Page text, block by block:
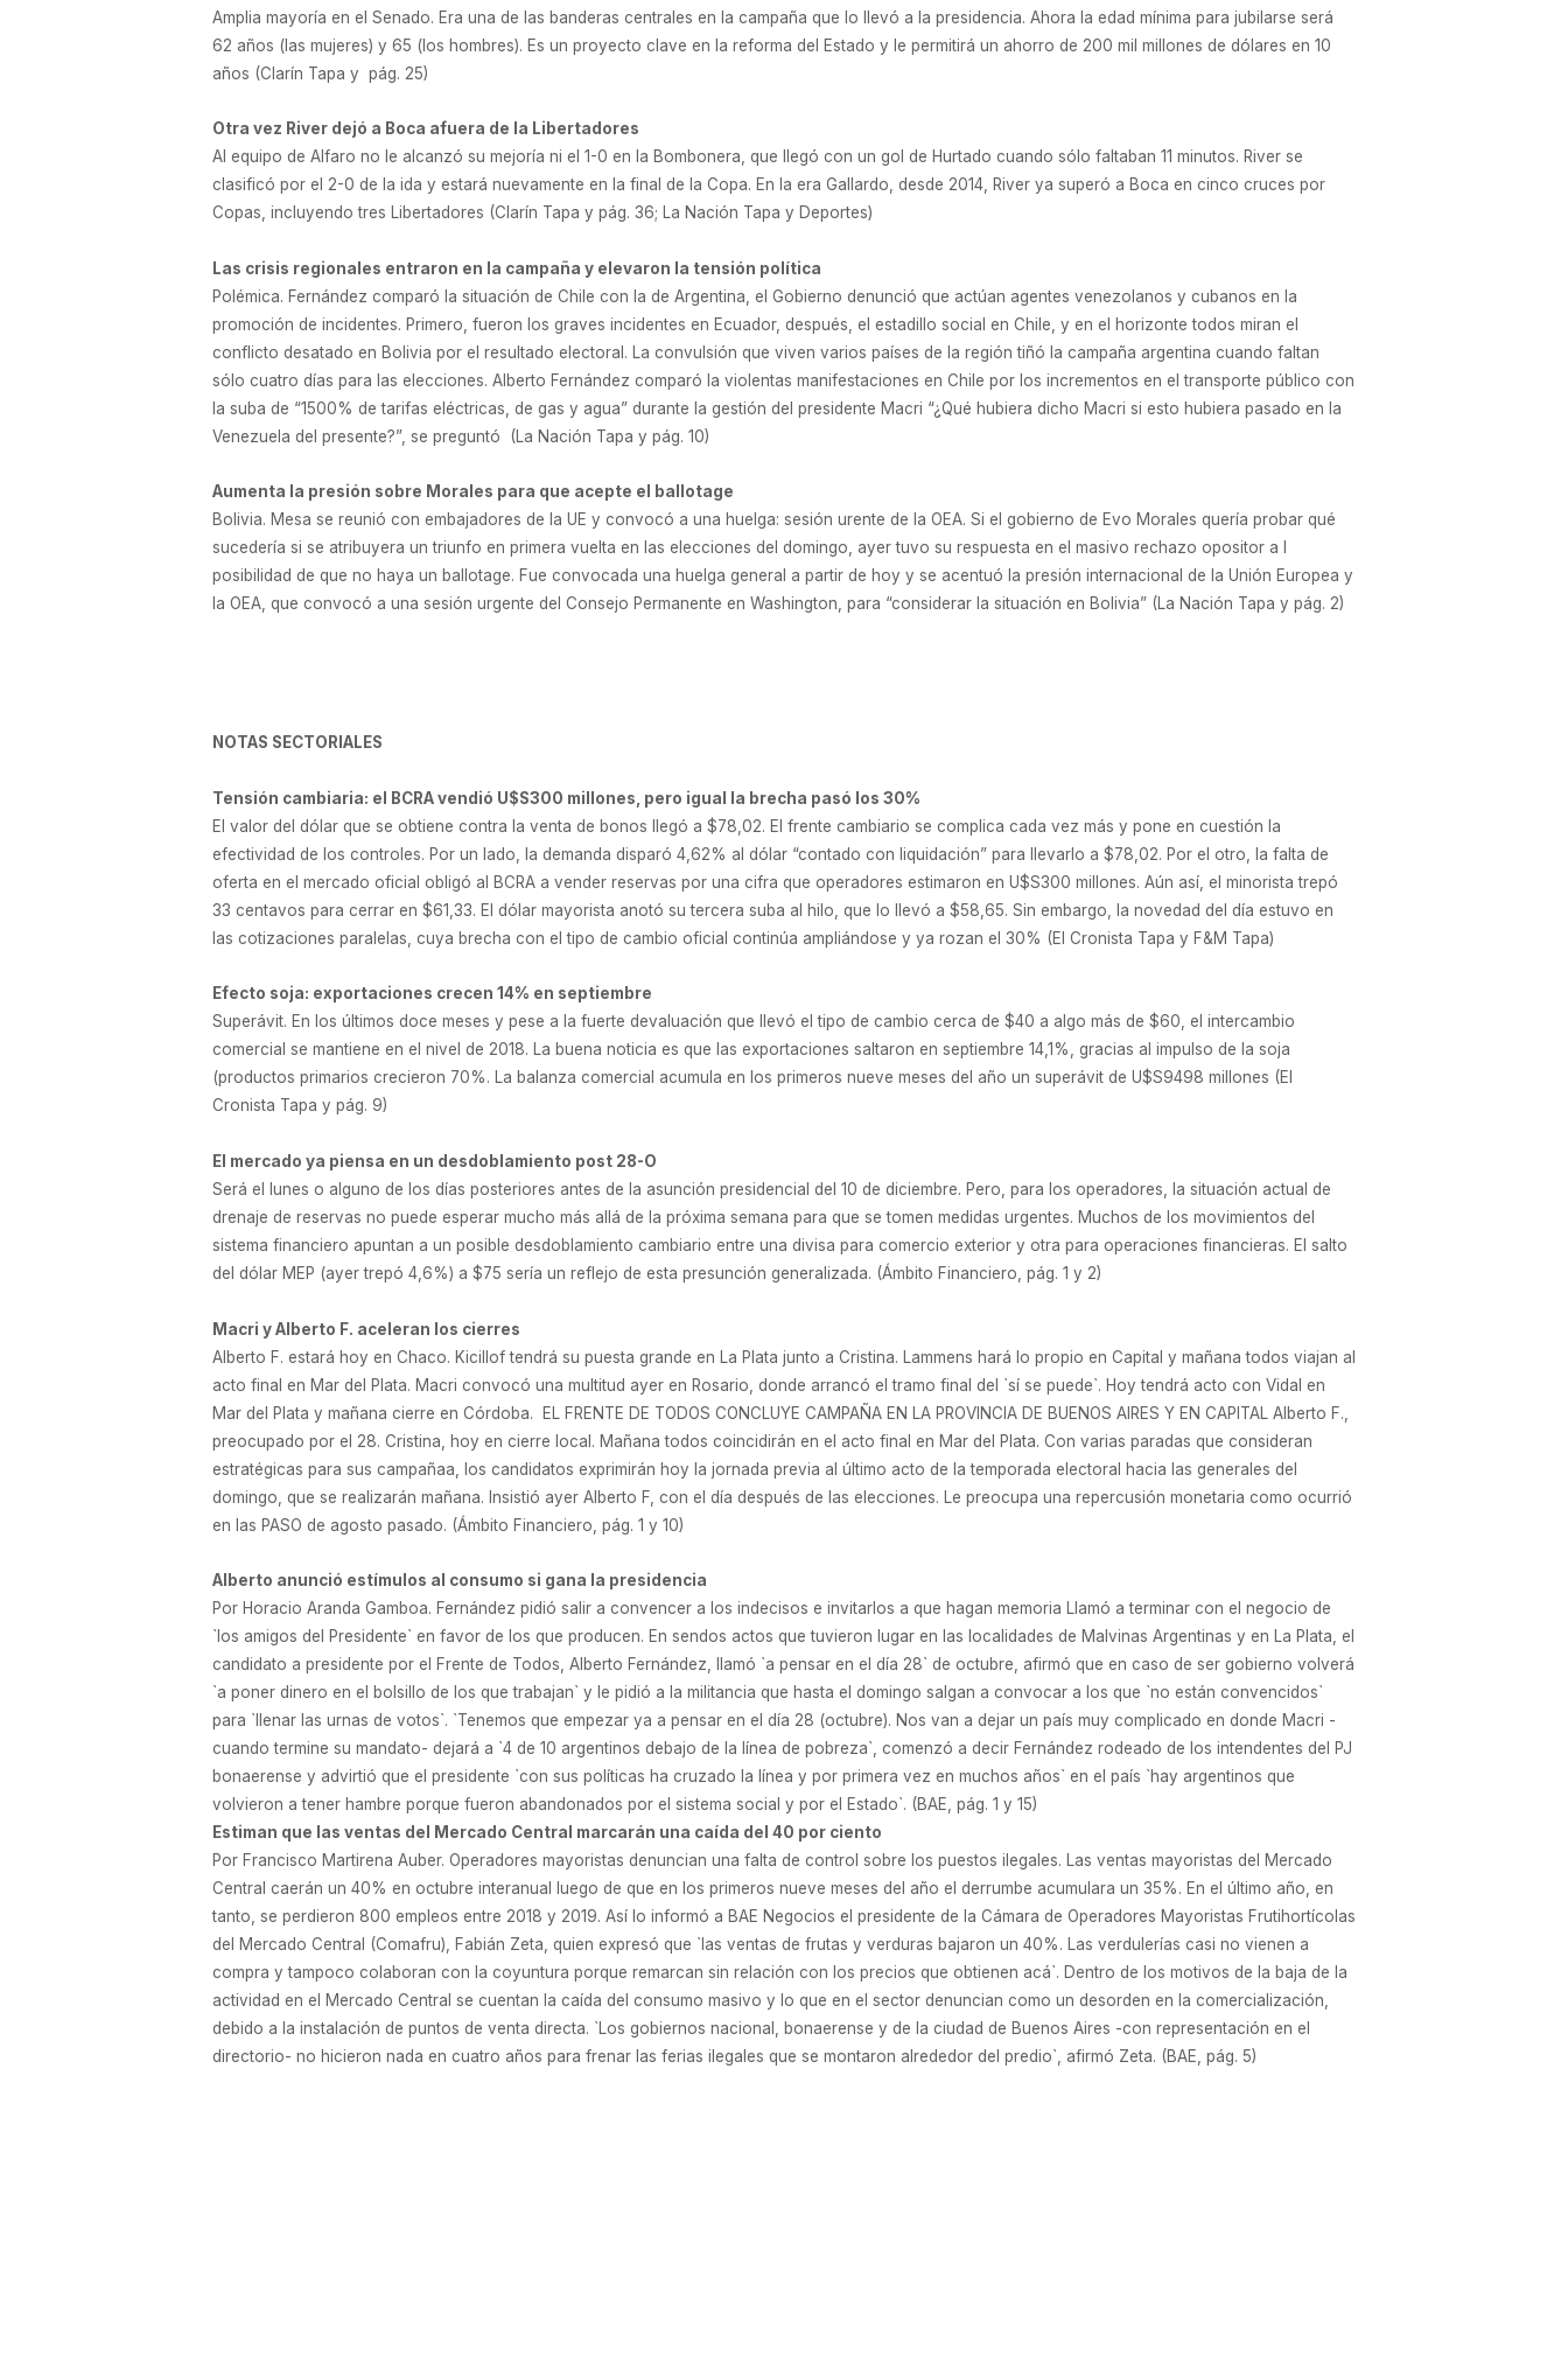
Amplia mayoría en el Senado. Era una de las banderas centrales en la campaña que lo llevó a la presidencia. Ahora la edad mínima para jubilarse será
62 años (las mujeres) y 65 (los hombres). Es un proyecto clave en la reforma del Estado y le permitirá un ahorro de 200 mil millones de dólares en 10
años (Clarín Tapa y pág. 25)
Otra vez River dejó a Boca afuera de la Libertadores
Al equipo de Alfaro no le alcanzó su mejoría ni el 1-0 en la Bombonera, que llegó con un gol de Hurtado cuando sólo faltaban 11 minutos. River se
clasificó por el 2-0 de la ida y estará nuevamente en la final de la Copa. En la era Gallardo, desde 2014, River ya superó a Boca en cinco cruces por
Copas, incluyendo tres Libertadores (Clarín Tapa y pág. 36; La Nación Tapa y Deportes)
Las crisis regionales entraron en la campaña y elevaron la tensión política
Polémica. Fernández comparó la situación de Chile con la de Argentina, el Gobierno denunció que actúan agentes venezolanos y cubanos en la
promoción de incidentes. Primero, fueron los graves incidentes en Ecuador, después, el estadillo social en Chile, y en el horizonte todos miran el
conflicto desatado en Bolivia por el resultado electoral. La convulsión que viven varios países de la región tiñó la campaña argentina cuando faltan
sólo cuatro días para las elecciones. Alberto Fernández comparó la violentas manifestaciones en Chile por los incrementos en el transporte público con
la suba de “1500% de tarifas eléctricas, de gas y agua” durante la gestión del presidente Macri “¿Qué hubiera dicho Macri si esto hubiera pasado en la
Venezuela del presente?”, se preguntó (La Nación Tapa y pág. 10)
Aumenta la presión sobre Morales para que acepte el ballotage
Bolivia. Mesa se reunió con embajadores de la UE y convocó a una huelga: sesión urente de la OEA. Si el gobierno de Evo Morales quería probar qué
sucedería si se atribuyera un triunfo en primera vuelta en las elecciones del domingo, ayer tuvo su respuesta en el masivo rechazo opositor a l
posibilidad de que no haya un ballotage. Fue convocada una huelga general a partir de hoy y se acentuó la presión internacional de la Unión Europea y
la OEA, que convocó a una sesión urgente del Consejo Permanente en Washington, para “considerar la situación en Bolivia” (La Nación Tapa y pág. 2)
NOTAS SECTORIALES
Tensión cambiaria: el BCRA vendió U$S300 millones, pero igual la brecha pasó los 30%
El valor del dólar que se obtiene contra la venta de bonos llegó a $78,02. El frente cambiario se complica cada vez más y pone en cuestión la
efectividad de los controles. Por un lado, la demanda disparó 4,62% al dólar “contado con liquidación” para llevarlo a $78,02. Por el otro, la falta de
oferta en el mercado oficial obligó al BCRA a vender reservas por una cifra que operadores estimaron en U$S300 millones. Aún así, el minorista trepó
33 centavos para cerrar en $61,33. El dólar mayorista anotó su tercera suba al hilo, que lo llevó a $58,65. Sin embargo, la novedad del día estuvo en
las cotizaciones paralelas, cuya brecha con el tipo de cambio oficial continúa ampliándose y ya rozan el 30% (El Cronista Tapa y F&M Tapa)
Efecto soja: exportaciones crecen 14% en septiembre
Superávit. En los últimos doce meses y pese a la fuerte devaluación que llevó el tipo de cambio cerca de $40 a algo más de $60, el intercambio
comercial se mantiene en el nivel de 2018. La buena noticia es que las exportaciones saltaron en septiembre 14,1%, gracias al impulso de la soja
(productos primarios crecieron 70%. La balanza comercial acumula en los primeros nueve meses del año un superávit de U$S9498 millones (El
Cronista Tapa y pág. 9)
El mercado ya piensa en un desdoblamiento post 28-O
Será el lunes o alguno de los días posteriores antes de la asunción presidencial del 10 de diciembre. Pero, para los operadores, la situación actual de
drenaje de reservas no puede esperar mucho más allá de la próxima semana para que se tomen medidas urgentes. Muchos de los movimientos del
sistema financiero apuntan a un posible desdoblamiento cambiario entre una divisa para comercio exterior y otra para operaciones financieras. El salto
del dólar MEP (ayer trepó 4,6%) a $75 sería un reflejo de esta presunción generalizada. (Ámbito Financiero, pág. 1 y 2)
Macri y Alberto F. aceleran los cierres
Alberto F. estará hoy en Chaco. Kicillof tendrá su puesta grande en La Plata junto a Cristina. Lammens hará lo propio en Capital y mañana todos viajan al
acto final en Mar del Plata. Macri convocó una multitud ayer en Rosario, donde arrancó el tramo final del `sí se puede`. Hoy tendrá acto con Vidal en
Mar del Plata y mañana cierre en Córdoba. EL FRENTE DE TODOS CONCLUYE CAMPAÑA EN LA PROVINCIA DE BUENOS AIRES Y EN CAPITAL Alberto F.,
preocupado por el 28. Cristina, hoy en cierre local. Mañana todos coincidirán en el acto final en Mar del Plata. Con varias paradas que consideran
estratégicas para sus campañaa, los candidatos exprimirán hoy la jornada previa al último acto de la temporada electoral hacia las generales del
domingo, que se realizarán mañana. Insistió ayer Alberto F, con el día después de las elecciones. Le preocupa una repercusión monetaria como ocurrió
en las PASO de agosto pasado. (Ámbito Financiero, pág. 1 y 10)
Alberto anunció estímulos al consumo si gana la presidencia
Por Horacio Aranda Gamboa. Fernández pidió salir a convencer a los indecisos e invitarlos a que hagan memoria Llamó a terminar con el negocio de
`los amigos del Presidente` en favor de los que producen. En sendos actos que tuvieron lugar en las localidades de Malvinas Argentinas y en La Plata, el
candidato a presidente por el Frente de Todos, Alberto Fernández, llamó `a pensar en el día 28` de octubre, afirmó que en caso de ser gobierno volverá
`a poner dinero en el bolsillo de los que trabajan` y le pidió a la militancia que hasta el domingo salgan a convocar a los que `no están convencidos`
para `llenar las urnas de votos`. `Tenemos que empezar ya a pensar en el día 28 (octubre). Nos van a dejar un país muy complicado en donde Macri -
cuando termine su mandato- dejará a `4 de 10 argentinos debajo de la línea de pobreza`, comenzó a decir Fernández rodeado de los intendentes del PJ
bonaerense y advirtió que el presidente `con sus políticas ha cruzado la línea y por primera vez en muchos años` en el país `hay argentinos que
volvieron a tener hambre porque fueron abandonados por el sistema social y por el Estado`. (BAE, pág. 1 y 15)
Estiman que las ventas del Mercado Central marcarán una caída del 40 por ciento
Por Francisco Martirena Auber. Operadores mayoristas denuncian una falta de control sobre los puestos ilegales. Las ventas mayoristas del Mercado
Central caerán un 40% en octubre interanual luego de que en los primeros nueve meses del año el derrumbe acumulara un 35%. En el último año, en
tanto, se perdieron 800 empleos entre 2018 y 2019. Así lo informó a BAE Negocios el presidente de la Cámara de Operadores Mayoristas Frutihortícolas
del Mercado Central (Comafru), Fabián Zeta, quien expresó que `las ventas de frutas y verduras bajaron un 40%. Las verdulerías casi no vienen a
compra y tampoco colaboran con la coyuntura porque remarcan sin relación con los precios que obtienen acá`. Dentro de los motivos de la baja de la
actividad en el Mercado Central se cuentan la caída del consumo masivo y lo que en el sector denuncian como un desorden en la comercialización,
debido a la instalación de puntos de venta directa. `Los gobiernos nacional, bonaerense y de la ciudad de Buenos Aires -con representación en el
directorio- no hicieron nada en cuatro años para frenar las ferias ilegales que se montaron alrededor del predio`, afirmó Zeta. (BAE, pág. 5)